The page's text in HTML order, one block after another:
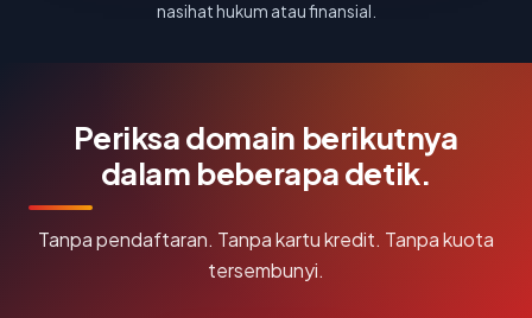
nasihat hukum atau finansial.
Periksa domain berikutnya
dalam beberapa detik.
Tanpa pendaftaran. Tanpa kartu kredit. Tanpa kuota
tersembunyi.